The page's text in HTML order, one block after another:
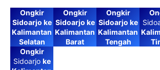
Ongkir
Sidoarjo ke
Kalimantan
Selatan
Ongkir
Sidoarjo ke
Kalimantan
Barat
Ongkir
Sidoarjo ke
Kalimantan
Tengah
Ongkir
Sidoarjo ke